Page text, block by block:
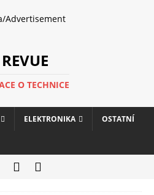
Advertisement
O TECHNICE
ELEKTRONIKA OSTATNÍ